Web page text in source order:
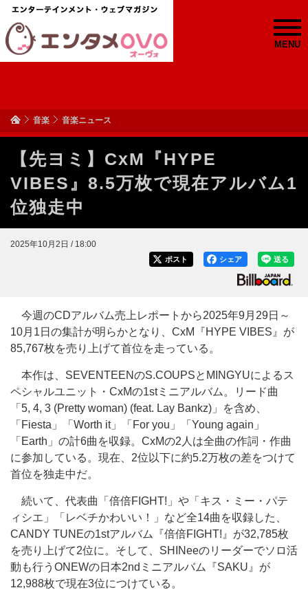
MENU
音楽 音楽ニュース
【先ヨミ】CxM『HYPE
VIBES』8.5万枚で現在アルバム1
位独走中
2025年10月2日 / 18:00
送る
シェア
ポスト
今週のCDアルバム売上レポートから2025年9月29日～
10月1日の集計が明らかとなり、CxM『HYPE VIBES』が
85,767枚を売り上げて首位を走っている。
本作は、SEVENTEENのS.COUPSとMINGYUによるス
ペシャルユニット・CxMの1stミニアルバム。リード曲
「5, 4, 3 (Pretty woman) (feat. Lay Bankz)」を含め、
「Fiesta」「Worth it」「For you」「Young again」
「Earth」の計6曲を収録。CxMの2人は全曲の作詞・作曲
に参加している。現在、2位以下に約5.2万枚の差をつけて
首位を独走中だ。
続いて、代表曲「倍倍FIGHT!」や「キス・ミー・パテ
ィシエ」「レベチかわいい！」など全14曲を収録した、
CANDY TUNEの1stアルバム『倍倍FIGHT!』が32,785枚
を売り上げて2位に。そして、SHINeeのリーダーでソロ活
動も行うONEWの日本2ndミニアルバム『SAKU』が
12,988枚で現在3位につけている。